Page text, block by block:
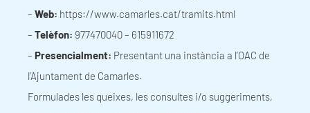
– Web: https://www.camarles.cat/tramits.html
– Telèfon: 977470040 – 615911672
– Presencialment: Presentant una instància a l’OAC de
l’Ajuntament de Camarles.
Formulades les queixes, les consultes i/o suggeriments,